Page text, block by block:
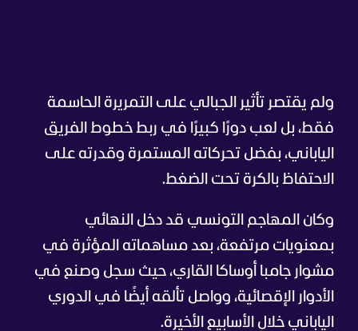
ولم يقتصر تأثير الجبالي على التمريرة الحاسمة
فقط، بل لعب دورًا كبيرًا في ربط خطوط الفريق
الياباني، بفضل تحركاته المستمرة وقدرته على
الاحتفاظ بالكرة تحت الضغط.
وكان المهاجم التونسي قد دخل النهائي
بمعنويات مرتفعة، بعد مساهماته المؤثرة في
مشوار جامبا أوساكا القاري، حيث سجل وصنع في
الأدوار الإقصائية، وواصل تألقه أيضًا في الدوري
الياباني خلال الأسابيع الأخيرة.